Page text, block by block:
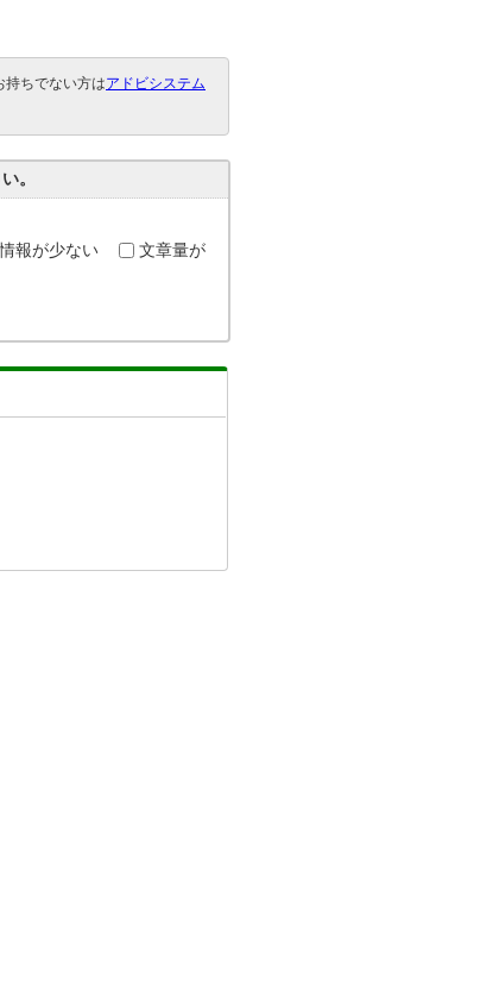
持ちでない方はアドビシステム
。
情報が少ない
文章量が